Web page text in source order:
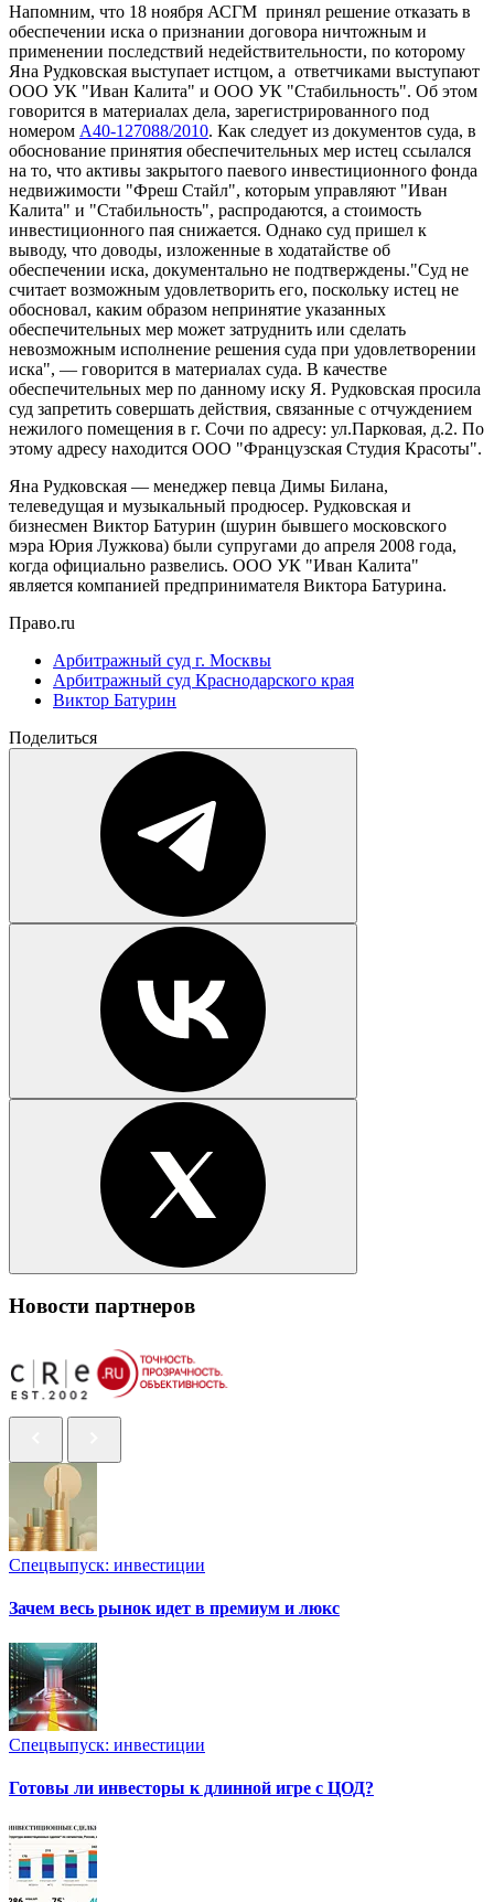
Напомним, что 18 ноября АСГМ принял решение отказать в
обеспечении иска о признании договора ничтожным и
применении последствий недействительности, по которому
Яна Рудковская выступает истцом, а ответчиками выступают
ООО УК "Иван Калита" и ООО УК "Стабильность". Об этом
говорится в материалах дела, зарегистрированного под
номером А40-127088/2010. Как следует из документов суда, в
обоснование принятия обеспечительных мер истец ссылался
на то, что активы закрытого паевого инвестиционного фонда
недвижимости "Фреш Стайл", которым управляют "Иван
Калита" и "Стабильность", распродаются, а стоимость
инвестиционного пая снижается. Однако суд пришел к
выводу, что доводы, изложенные в ходатайстве об
обеспечении иска, документально не подтверждены."Суд не
считает возможным удовлетворить его, поскольку истец не
обосновал, каким образом непринятие указанных
обеспечительных мер может затруднить или сделать
невозможным исполнение решения суда при удовлетворении
иска", — говорится в материалах суда. В качестве
обеспечительных мер по данному иску Я. Рудковская просила
суд запретить совершать действия, связанные с отчуждением
нежилого помещения в г. Сочи по адресу: ул.Парковая, д.2. По
этому адресу находится ООО "Французская Студия Красоты".
Яна Рудковская — менеджер певца Димы Билана,
телеведущая и музыкальный продюсер. Рудковская и
бизнесмен Виктор Батурин (шурин бывшего московского
мэра Юрия Лужкова) были супругами до апреля 2008 года,
когда официально развелись. ООО УК "Иван Калита"
является компанией предпринимателя Виктора Батурина.
Право.ru
Арбитражный суд г. Москвы
Арбитражный суд Краснодарского края
Виктор Батурин
Поделиться
Новости партнеров
Спецвыпуск: инвестиции
Зачем весь рынок идет в премиум и люкс
Спецвыпуск: инвестиции
Готовы ли инвесторы к длинной игре с ЦОД?